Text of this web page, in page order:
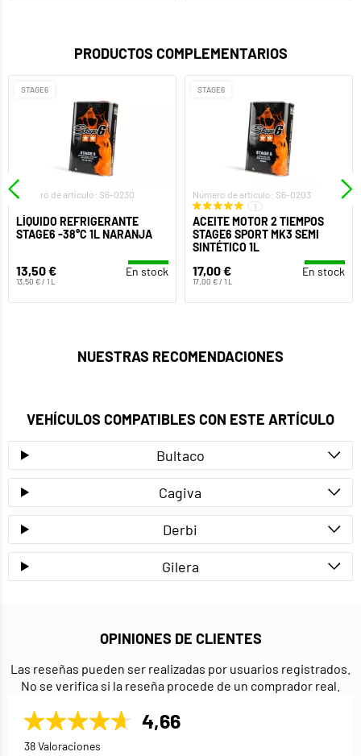
PRODUCTOS COMPLEMENTARIOS
STAGE6
Número de artículo: S6-0230
LÍQUIDO REFRIGERANTE
STAGE6 -38°C 1L NARANJA
13,50 €
13,50 € / 1 L
En stock
STAGE6
Número de artículo: S6-0203
1
ACEITE MOTOR 2 TIEMPOS
STAGE6 SPORT MK3 SEMI
SINTÉTICO 1L
17,00 €
17,00 € / 1 L
En stock
NUESTRAS RECOMENDACIONES
VEHÍCULOS COMPATIBLES CON ESTE ARTÍCULO
Bultaco
Cagiva
Derbi
Gilera
OPINIONES DE CLIENTES
Las reseñas pueden ser realizadas por usuarios registrados.
No se verifica si la reseña procede de un comprador real.
4,66
38 Valoraciones